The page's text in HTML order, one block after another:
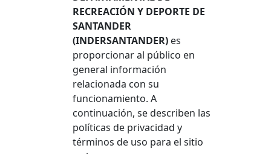
RECREACIÓN Y DEPORTE DE
SANTANDER
(INDERSANTANDER) es
proporcionar al público en
general información
relacionada con su
funcionamiento. A
continuación, se describen las
políticas de privacidad y
términos de uso para el sitio